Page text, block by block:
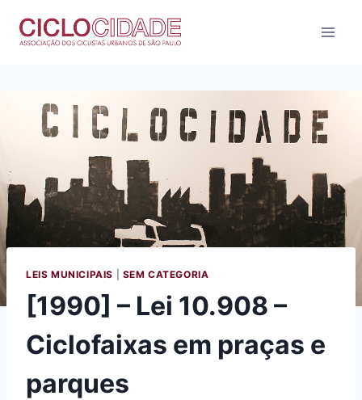
para
LEIS MUNICIPAIS SEM CATEGORIA
[1990] – Lei 10.908 –
Ciclofaixas em praças e
parques